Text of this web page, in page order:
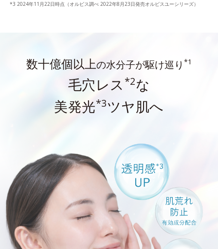
2024年11月22日時点（オルビス調べ 2022年8月23日発売オルビスユーシリーズ）
数十億個以上の水分子が駆け巡り *1
毛穴レス *2な
美発光*3ツヤ肌へ